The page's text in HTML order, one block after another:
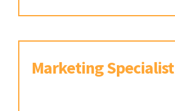
Marketing Specialist